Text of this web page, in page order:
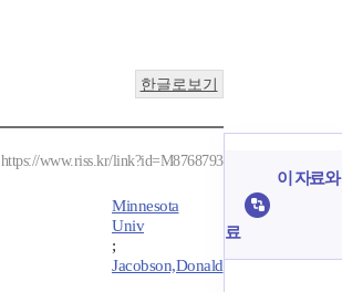
한글로보기
https://www.riss.kr/link?id=M8768793
Minnesota
Univ
;
Jacobson,Donald
이 자료
료